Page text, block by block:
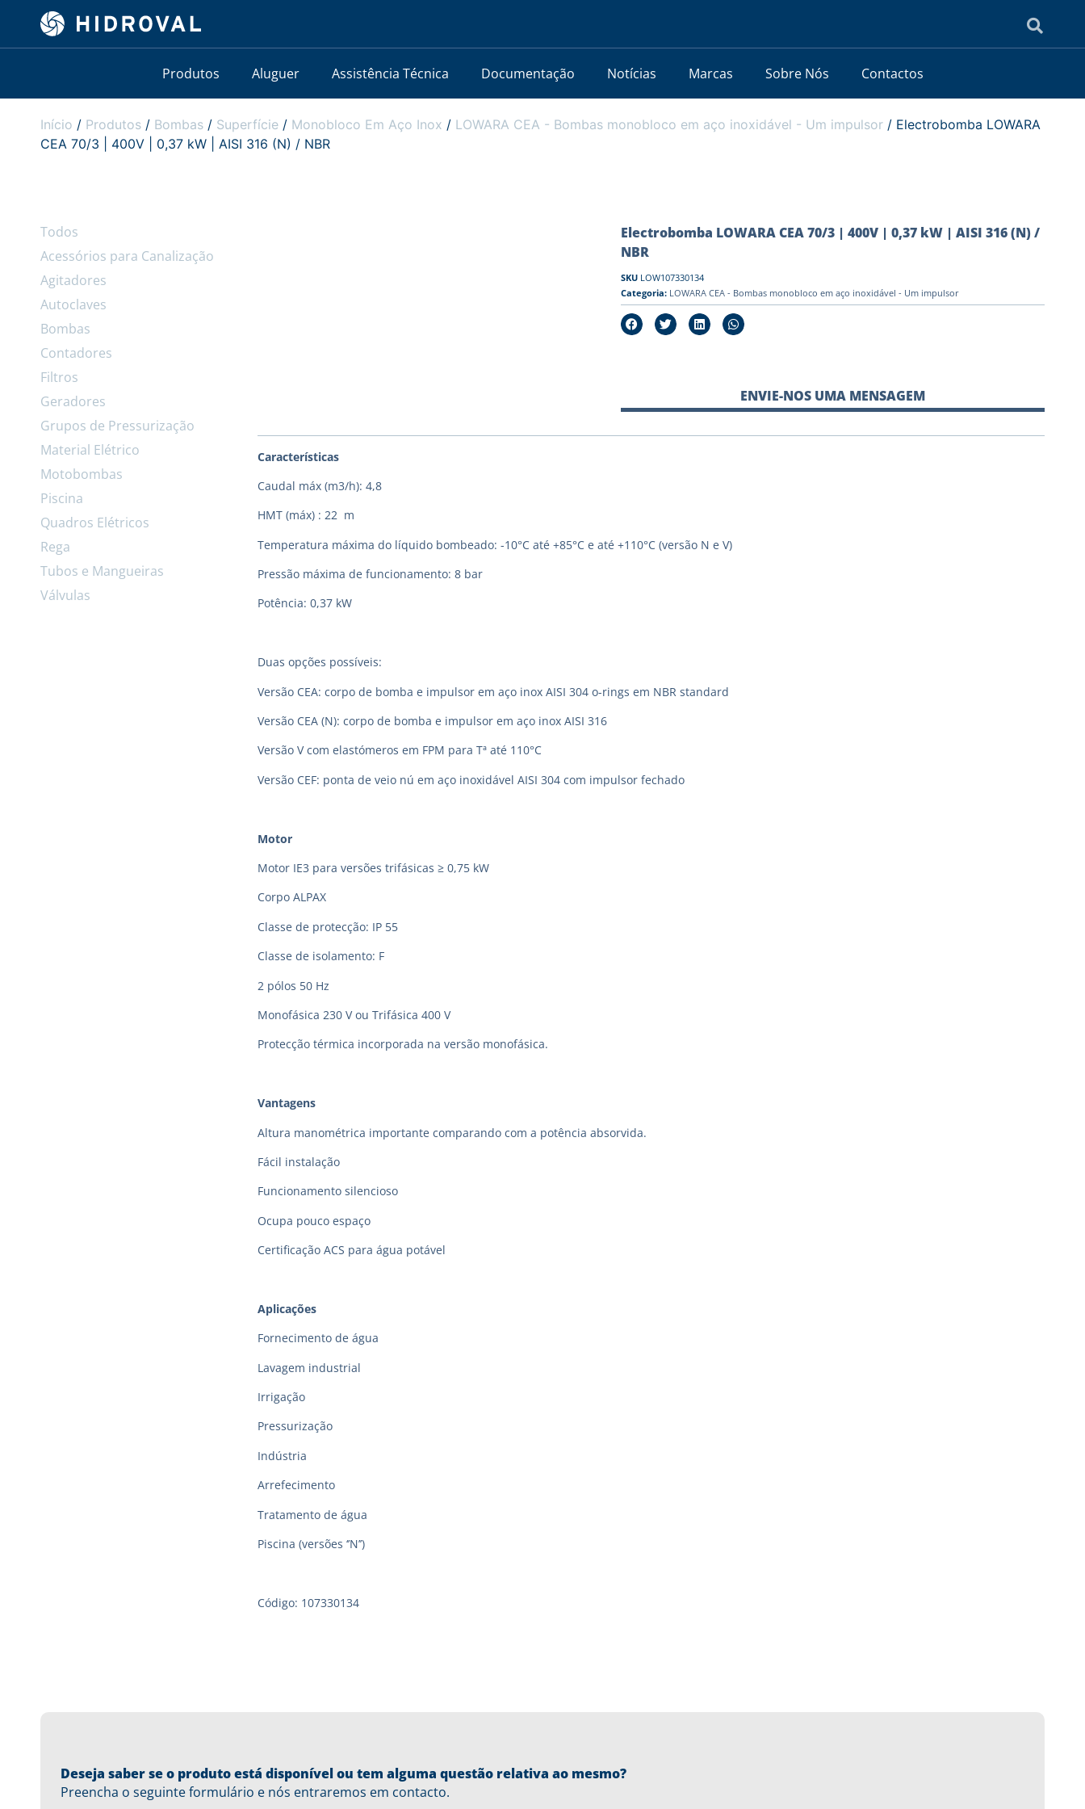
Produtos Aluguer Assistência Técnica Documentação Notícias Marcas Sobre Nós Contactos
Início / Produtos / Bombas / Superfície / Monobloco Em Aço Inox / LOWARA CEA - Bombas monobloco em aço inoxidável - Um impulsor / Electrobomba LOWARA
CEA 70/3 | 400V | 0,37 kW | AISI 316 (N) / NBR
Todos
Acessórios para Canalização
Agitadores
Autoclaves
Bombas
Contadores
Filtros
Geradores
Grupos de Pressurização
Material Elétrico
Motobombas
Piscina
Quadros Elétricos
Rega
Tubos e Mangueiras
Válvulas
Electrobomba LOWARA CEA 70/3 | 400V | 0,37 kW | AISI 316 (N) /
NBR
SKU LOW107330134
Categoria: LOWARA CEA - Bombas monobloco em aço inoxidável - Um impulsor
ENVIE-NOS UMA MENSAGEM
Características
Caudal máx (m3/h): 4,8
HMT (máx) : 22 m
Temperatura máxima do líquido bombeado: -10°C até +85°C e até +110°C (versão N e V)
Pressão máxima de funcionamento: 8 bar
Potência: 0,37 kW
Duas opções possíveis:
Versão CEA: corpo de bomba e impulsor em aço inox AISI 304 o-rings em NBR standard
Versão CEA (N): corpo de bomba e impulsor em aço inox AISI 316
Versão V com elastómeros em FPM para Tª até 110°C
Versão CEF: ponta de veio nú em aço inoxidável AISI 304 com impulsor fechado
Motor
Motor IE3 para versões trifásicas ≥ 0,75 kW
Corpo ALPAX
Classe de protecção: IP 55
Classe de isolamento: F
2 pólos 50 Hz
Monofásica 230 V ou Trifásica 400 V
Protecção térmica incorporada na versão monofásica.
Vantagens
Altura manométrica importante comparando com a potência absorvida.
Fácil instalação
Funcionamento silencioso
Ocupa pouco espaço
Certificação ACS para água potável
Aplicações
Fornecimento de água
Lavagem industrial
Irrigação
Pressurização
Indústria
Arrefecimento
Tratamento de água
Piscina (versões ‘’N’’)
Código: 107330134
Deseja saber se o produto está disponível ou tem alguma questão relativa ao mesmo?
Preencha o seguinte formulário e nós entraremos em contacto.